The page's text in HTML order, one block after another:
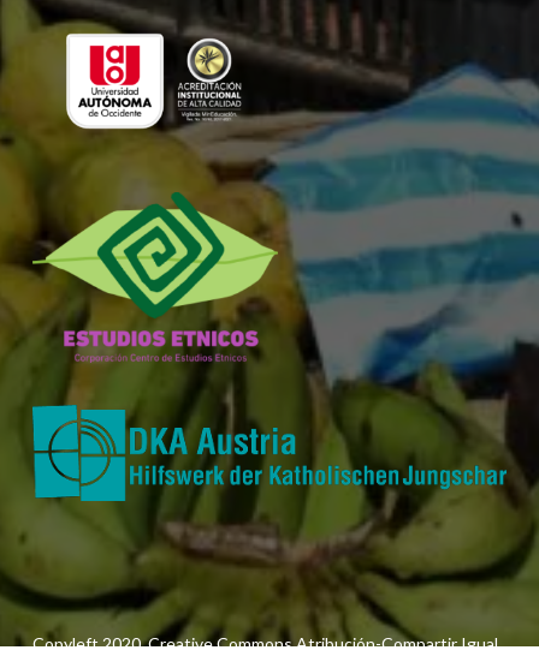
Copyleft 2020. Creative Commons Atribución-Compartir Igual